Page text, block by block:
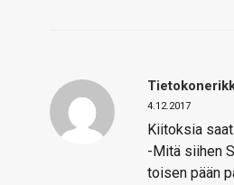
4.12.2017
Kiitoksia
-Mitä siihen
toisen pään